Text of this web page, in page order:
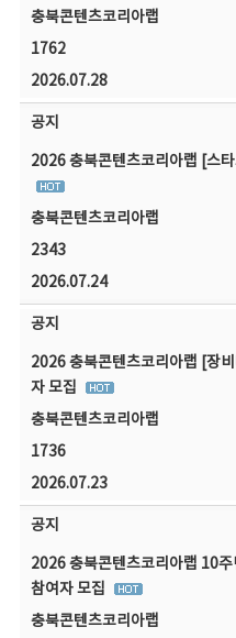
충북콘텐츠코리아랩
1762
2026.07.28
공지
2026 충북콘텐츠코리아랩 [스
충북콘텐츠코리아랩
2343
2026.07.24
공지
2026 충북콘텐츠코리아랩 [장
자 모집
충북콘텐츠코리아랩
1736
2026.07.23
공지
2026 충북콘텐츠코리아랩 10
참여자 모집
충북콘텐츠코리아랩